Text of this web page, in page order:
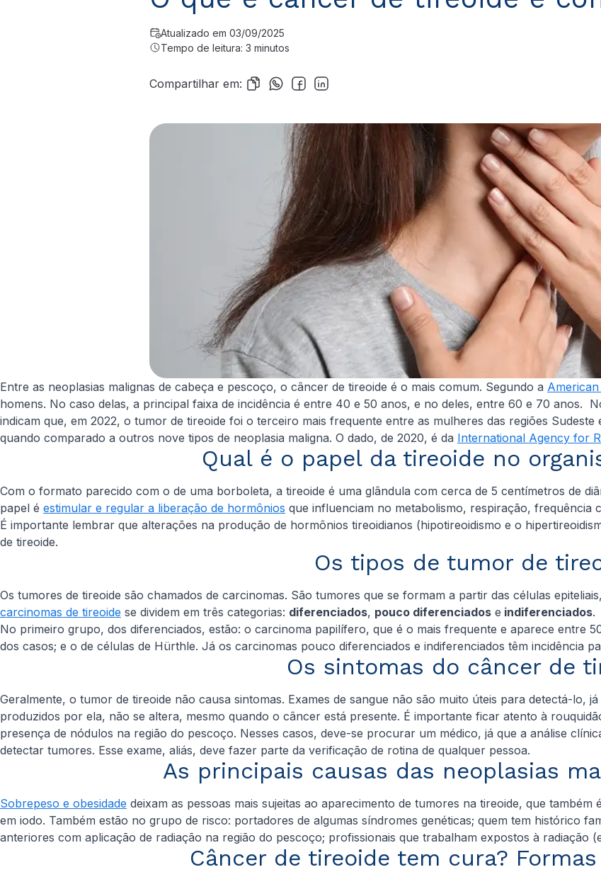
Atualizado em 03/09/2025
Tempo de leitura: 3 minutos
Compartilhar em:
Entre as neoplasias malignas de cabeça e pescoço, o câncer de tireoide é o mais comum. Segundo a
homens. No caso delas, a principal faixa de incidência é entre 40 e 50 anos, e no deles, entre 60 e 70 anos.
indicam que, em 2022, o tumor de tireoide foi o terceiro mais frequente entre as mulheres das regiões
quando comparado a outros nove tipos de neoplasia maligna. O dado, de 2020, é da International Agency for
Qual é o papel da tireoide no
Com o formato parecido com o de uma borboleta, a tireoide é uma glândula com cerca de 5 centímetros de
papel é estimular e regular a liberação de hormônios que influenciam no metabolismo, respiração,
É importante lembrar que alterações na produção de hormônios tireoidianos (hipotireoidismo e o
de tireoide.
Os tipos de tumor de
Os tumores de tireoide são chamados de carcinomas. São tumores que se formam a partir das células
carcinomas de tireoide se dividem em três categorias: diferenciados, pouco diferenciados e indiferenciados.
No primeiro grupo, dos diferenciados, estão: o carcinoma papilífero, que é o mais frequente e aparece entre
dos casos; e o de células de Hürthle. Já os carcinomas pouco diferenciados e indiferenciados têm incidência
Os sintomas do câncer de
Geralmente, o tumor de tireoide não causa sintomas. Exames de sangue não são muito úteis para detectá-lo,
produzidos por ela, não se altera, mesmo quando o câncer está presente. É importante ficar atento à
presença de nódulos na região do pescoço. Nesses casos, deve-se procurar um médico, já que a análise
detectar tumores. Esse exame, aliás, deve fazer parte da verificação de rotina de qualquer pessoa.
As principais causas das neoplasias
Sobrepeso e obesidade deixam as pessoas mais sujeitas ao aparecimento de tumores na tireoide, que
em iodo. Também estão no grupo de risco: portadores de algumas síndromes genéticas; quem tem histórico
anteriores com aplicação de radiação na região do pescoço; profissionais que trabalham expostos à radiação
Câncer de tireoide tem cura?